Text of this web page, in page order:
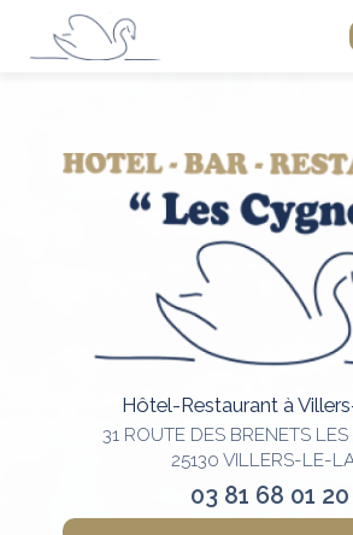
contenu
Hôtel-Restaurant à
31 ROUTE DES BRENETS
25130 VILLERS-LE-
03 81 68 01 20